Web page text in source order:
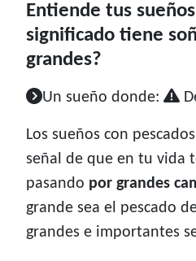
Entiende tus
significado tiene
grandes?
Un sueño donde:
Los sueños con
señal de que en tu vida
pasando por grandes
grande sea el pescado
grandes e importantes